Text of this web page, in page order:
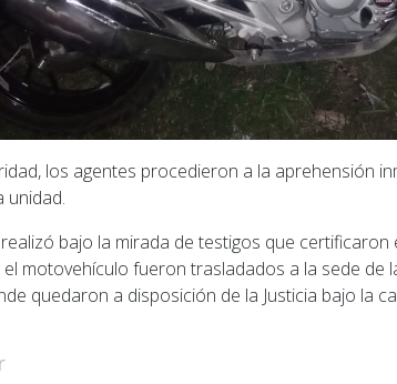
los agentes procedieron a la aprehensión
unidad.
bajo la mirada de testigos que certificaron
motovehículo fueron trasladados a la sede de
quedaron a disposición de la Justicia bajo la
Media sanción al proyecto de